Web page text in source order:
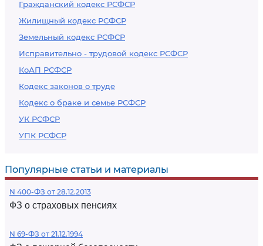
Гражданский кодекс РСФСР
Жилищный кодекс РСФСР
Земельный кодекс РСФСР
Исправительно - трудовой кодекс РСФСР
КоАП РСФСР
Кодекс законов о труде
Кодекс о браке и семье РСФСР
УК РСФСР
УПК РСФСР
Популярные статьи и материалы
N 400-ФЗ от 28.12.2013
ФЗ о страховых пенсиях
N 69-ФЗ от 21.12.1994